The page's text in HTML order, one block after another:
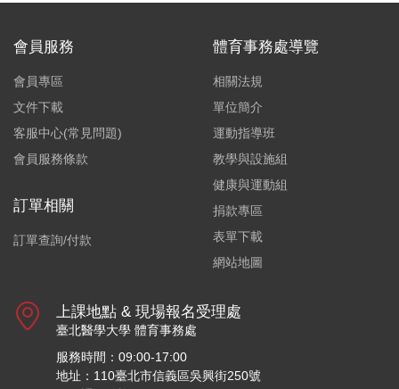
會員服務
會員專區
文件下載
客服中心(常見問題)
會員服務條款
訂單相關
訂單查詢/付款
體育事務處導覽
相關法規
單位簡介
運動指導班
教學與設施組
健康與運動組
捐款專區
表單下載
網站地圖
上課地點 & 現場報名受理處
臺北醫學大學 體育事務處
服務時間：09:00-17:00
地址：110臺北市信義區吳興街250號